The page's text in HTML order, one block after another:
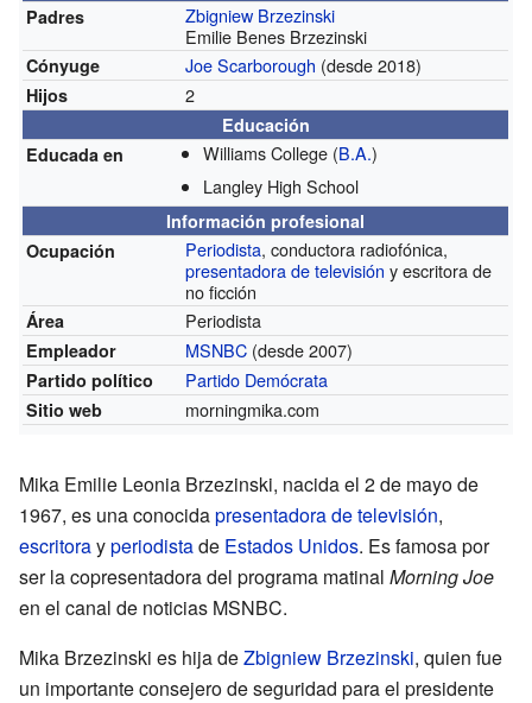
Padres
Zbigniew Brzezinski
Emilie Benes Brzezinski
Cónyuge Joe Scarborough (desde 2018)
Hijos 2
Educación
Educada en
Williams College (B.A.)
Langley High School
Información profesional
Ocupación
Periodista, conductora radiofónica,
presentadora de televisión y escritora de
no ficción
Área Periodista
Empleador MSNBC (desde 2007)
Partido político Partido Demócrata
Sitio web morningmika.com
Mika Emilie Leonia Brzezinski, nacida el 2 de mayo de
1967, es una conocidapresentadora de televisión,
escritorayperiodistade Estados Unidos. Es famosa por
ser la copresentadora del programa matinal Morning Joe
en el canal de noticias MSNBC.
Mika Brzezinski es hija deZbigniew Brzezinski, quien fue
un importante consejero de seguridad para el presidente